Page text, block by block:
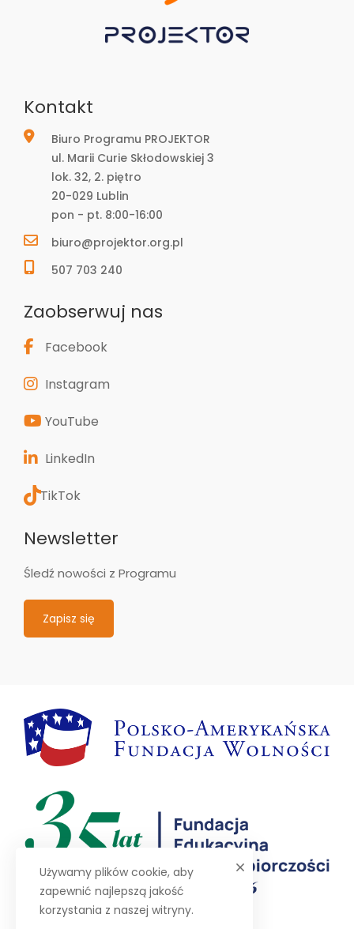
Kontakt
Biuro Programu PROJEKTOR
ul. Marii Curie Skłodowskiej 3
lok. 32, 2. piętro
20-029 Lublin
pon - pt. 8:00-16:00
biuro@projektor.org.pl
507 703 240
Zaobserwuj nas
Facebook
Instagram
YouTube
LinkedIn
TikTok
Newsletter
Śledź nowości z Programu
Zapisz się
Używamy plików cookie, aby
zapewnić najlepszą jakość
korzystania z naszej witryny.